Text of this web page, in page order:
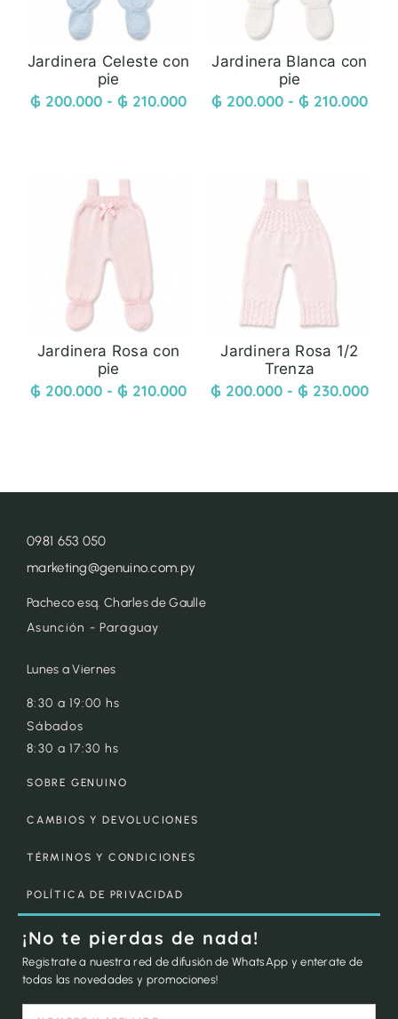
Jardinera Celeste con
pie
₲ 200.000 - ₲ 210.000
Jardinera Blanca con
pie
₲ 200.000 - ₲ 210.000
Jardinera Rosa con
pie
₲ 200.000 - ₲ 210.000
Jardinera Rosa 1/2
Trenza
₲ 200.000 - ₲ 230.000
0981 653 050
marketing@genuino.com.py
Pacheco esq. Charles de Gaulle
Asunción - Paraguay
Lunes a Viernes
8:30 a 19:00 hs
Sábados
8:30 a 17:30 hs
SOBRE GENUINO
CAMBIOS Y DEVOLUCIONES
TÉRMINOS Y CONDICIONES
POLÍTICA DE PRIVACIDAD
¡No te pierdas de nada!
Registrate a nuestra red de difusión de WhatsApp y enterate de
todas las novedades y promociones!